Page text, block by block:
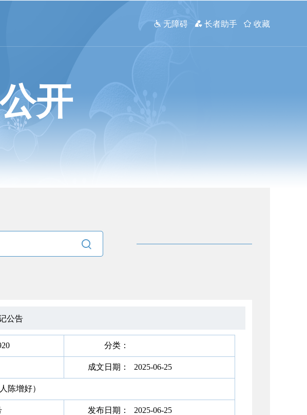
 无障碍  长者助手  收藏
开

公告
分类：
成文日期： 2025-06-25
陈增好）
发布日期： 2025-06-25